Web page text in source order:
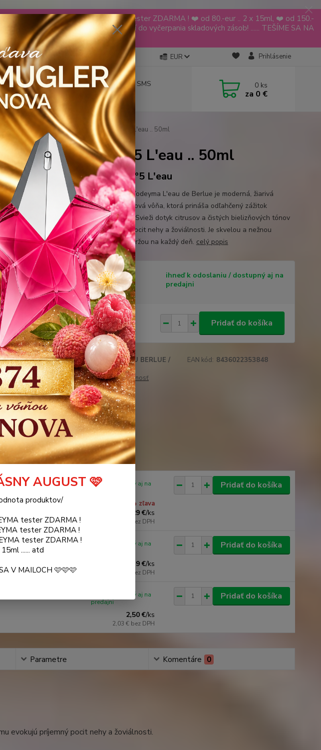
si môžte vybrať .. 15ml YODEYMA tester ZDARMA ! ❤️ od 80.-eur .. 2 x 15ml, ❤️ od 150.-
DODACE ÚDAJE) ! Akcia platí do vyčerpania skladových zásob! ...... TEŠÍME SA NA
:) aj OSOBNE. 👋🤚👋 .. 🌹🌹🌹
EUR Prihlásenie
Objednávky aj cez SMS
0944 619 068
0 ks
za 0 €
L’EAU BERLUE / Inšpirovaná CHANEL - Nº5 L'eau .. 50ml
CHANEL - Nº5 L'eau .. 50ml
CHANEL - Nº5 L'eau
Citrusový a svieži Yodeyma L'eau de Berlue je moderná, žiarivá
kvetinovo-aldehydová vôňa, ktorá prináša odľahčený zážitok
ikonického luxusu. Svieži dotyk citrusov a čistých bielizňových tónov
evokuje príjemný pocit nehy a žoviálnosti. Je skvelou a nežnou
voľbou s dlhou výdržou na každý deň. celý popis
Dostupnosť
ihneď k odoslaniu / dostupný aj na
predajni
19 €/ks
15,45 € bez DPH
Pridať do košíka
Číslo
produktu:
L’EAU BERLUE /
50ml
EAN kód: 8436022353848
Strážiť cenu / dostupnosť
Do obľúbených
Nº5 L'eau
3 % zľava
29 €/ks
bez DPH
ihneď k odoslaniu / dostupný aj na
Pridať do košíka
Nº5 L'eau
9 €/ks
bez DPH
ihneď k odoslaniu / dostupný aj na
Pridať do košíka
2,50 €/ks
2,03 € bez DPH
ihneď k odoslaniu / dostupný aj na
predajni
Pridať do košíka
Parametre Komentáre 0
evokujú príjemný pocit nehy a žoviálnosti.
AUGUST 🩷
produktov/
tester ZDARMA !
tester ZDARMA !
tester ZDARMA !
...... atd
V MAILOCH 🩷🩷🩷